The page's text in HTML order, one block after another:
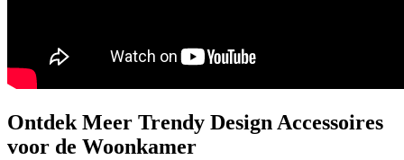
Ontdek Meer Trendy Design Accessoires
voor de Woonkamer